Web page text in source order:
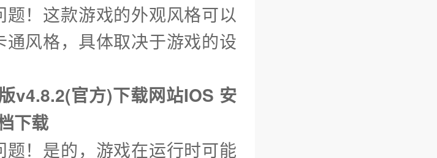
！这款游戏的外观风格可以
风格，具体取决于游戏的设
v4.8.2(官方)下载网站IOS 安
下载
！是的，游戏在运行时可能